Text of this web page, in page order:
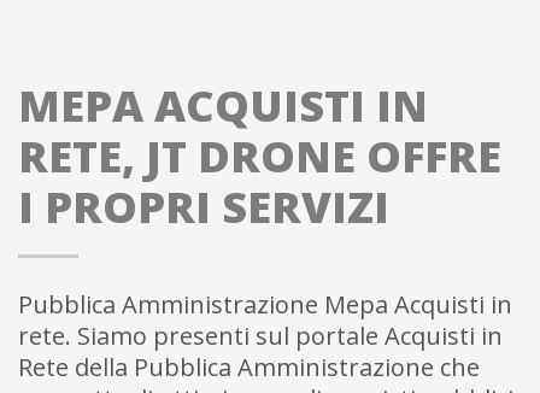
MEPA ACQUISTI IN
RETE, JT DRONE OFFRE
I PROPRI SERVIZI
Pubblica Amministrazione Mepa Acquisti in
rete. Siamo presenti sul portale Acquisti in
Rete della Pubblica Amministrazione che